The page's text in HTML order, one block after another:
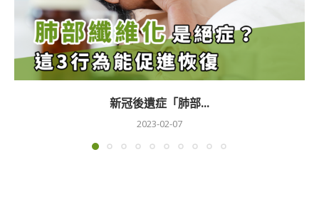
新冠後遺症「肺部...
2023-02-07